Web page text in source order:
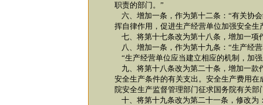
职责的部门。”
六、增加一条，作为第十二条：“有关协
挥自律作用，促进生产经营单位加强安全生
七、将第十七条改为第十八条，增加一项
八、增加一条，作为第十九条：“生产经
“生产经营单位应当建立相应的机制，加
九、将第十八条改为第二十条，增加一款
安全生产条件的有关支出。安全生产费用
院安全生产监督管理部门征求国务院有关部
十、将第十九条改为第二十一条，修改为